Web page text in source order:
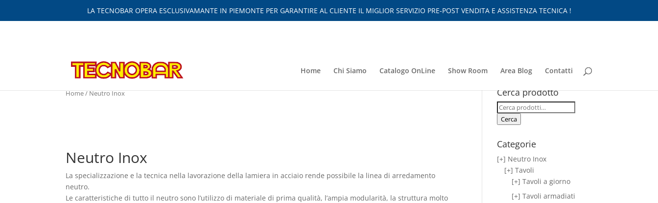
LA TECNOBAR OPERA ESCLUSIVAMANTE IN PIEMONTE PER GARANTIRE AL CLIENTE IL MIGLIOR SERVIZIO PRE-POST VENDITA E ASSISTENZA TECNICA !
Home Chi Siamo Catalogo OnLine Show Room Area Blog Contatti
Home/ Neutro Inox
Neutro Inox
La specializzazione e la tecnica nella lavorazione della lamiera in acciaio rende possibile la linea di arredamento
neutro.
Le caratteristiche di tutto il neutro sono l’utilizzo di materiale di prima qualità, l’ampia modularità, la struttura molto
Cerca prodotto
Cerca:
Cerca
Categorie
[+] Neutro Inox
[+] Tavoli
[+] Tavoli a giorno
[+] Tavoli armadiati